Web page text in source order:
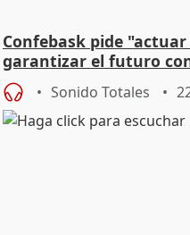
Confebask pide
garantizar el futuro
Sonido Totales